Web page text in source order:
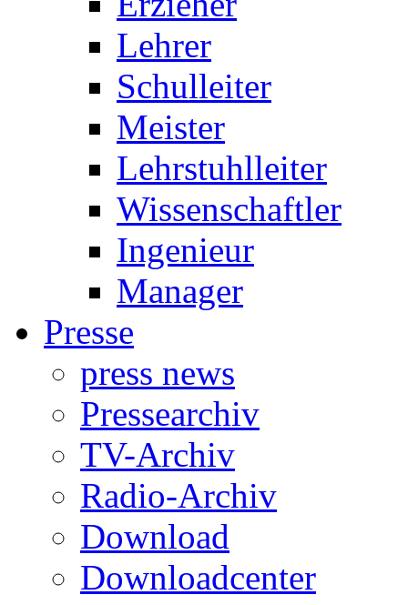
Lehrer
Schulleiter
Meister
Lehrstuhlleiter
Wissenschaftler
Ingenieur
Manager
Presse
press news
Pressearchiv
TV-Archiv
Radio-Archiv
Download
Downloadcenter